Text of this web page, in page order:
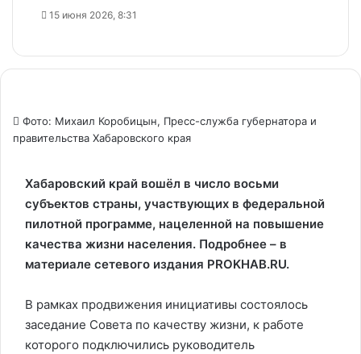
15 июня 2026, 8:31
Фото: Михаил Коробицын, Пресс-служба губернатора и
правительства Хабаровского края
Хабаровский край вошёл в число восьми
субъектов страны, участвующих в федеральной
пилотной программе, нацеленной на повышение
качества жизни населения. Подробнее – в
материале сетевого издания PROKHAB.RU.
В рамках продвижения инициативы состоялось
заседание Совета по качеству жизни, к работе
которого подключились руководитель